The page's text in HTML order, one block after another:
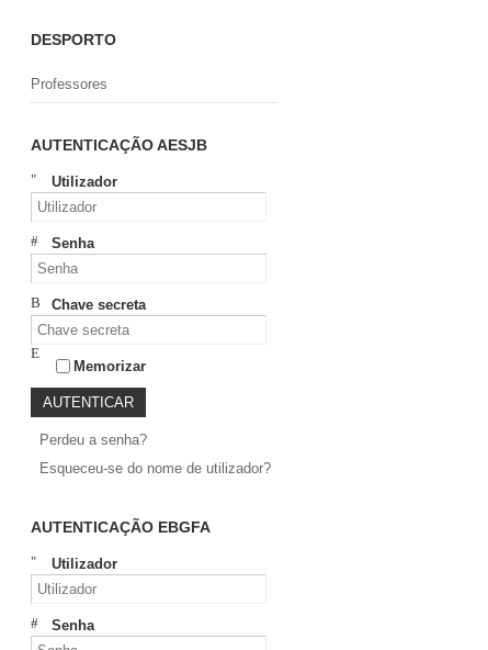
DESPORTO
Professores
AUTENTICAÇÃO AESJB
Utilizador
Senha
Chave secreta
Memorizar
Perdeu a senha?
Esqueceu-se do nome de utilizador?
AUTENTICAÇÃO EBGFA
Utilizador
Senha